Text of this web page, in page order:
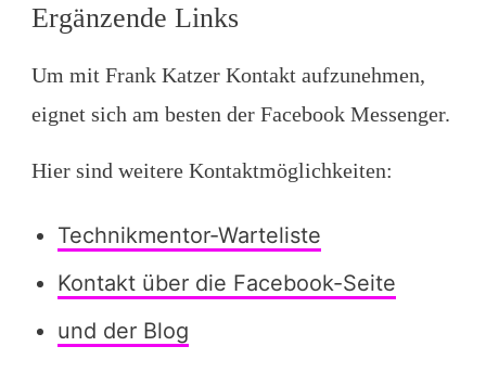
Ergänzende Links
Um mit Frank Katzer Kontakt aufzunehmen,
eignet sich am besten der Facebook Messenger.
Hier sind weitere Kontaktmöglichkeiten:
Technikmentor-Warteliste
Kontakt über die Facebook-Seite
und der Blog